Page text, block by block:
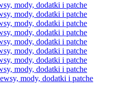
mody, dodatki i patche
mody, dodatki i patche
mody, dodatki i patche
mody, dodatki i patche
mody, dodatki i patche
mody, dodatki i patche
mody, dodatki i patche
mody, dodatki i patche
mody, dodatki i patche